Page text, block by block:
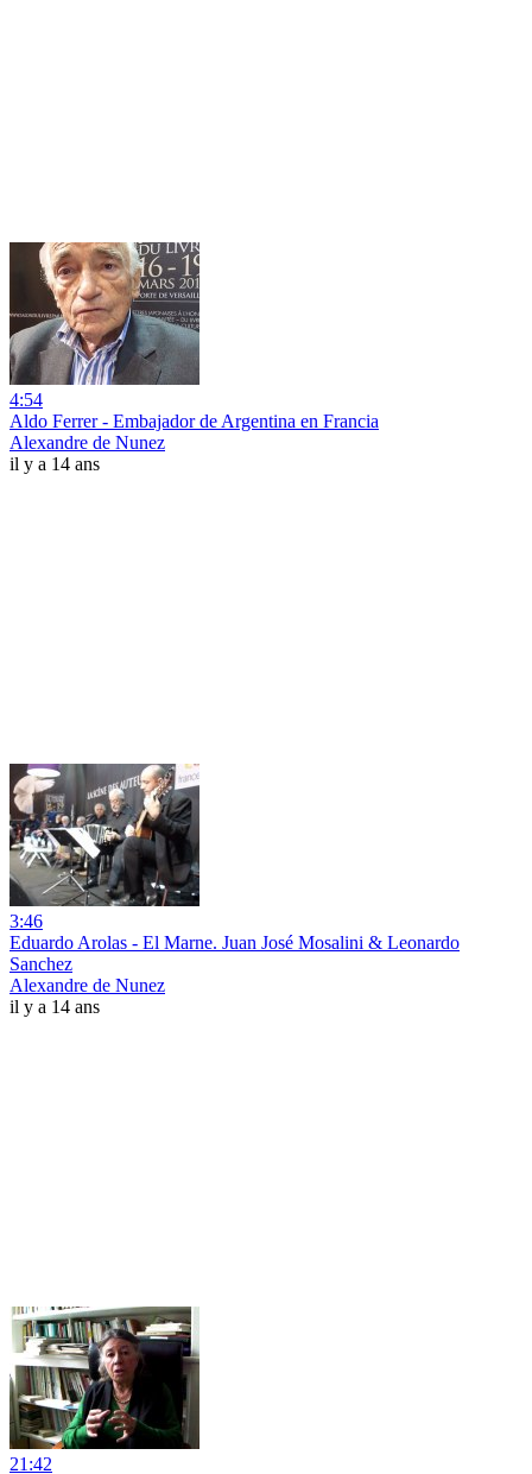
4:54
Aldo Ferrer - Embajador de Argentina en Francia
Alexandre de Nunez
il y a 14 ans
3:46
Eduardo Arolas - El Marne. Juan José Mosalini & Leonardo
Sanchez
Alexandre de Nunez
il y a 14 ans
21:42